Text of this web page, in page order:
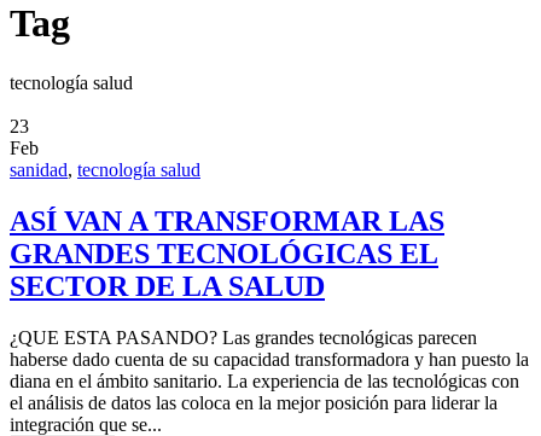
Tag
tecnología salud
23
Feb
sanidad, tecnología salud
ASÍ VAN A TRANSFORMAR LAS
GRANDES TECNOLÓGICAS EL
SECTOR DE LA SALUD
¿QUE ESTA PASANDO? Las grandes tecnológicas parecen
haberse dado cuenta de su capacidad transformadora y han puesto la
diana en el ámbito sanitario. La experiencia de las tecnológicas con
el análisis de datos las coloca en la mejor posición para liderar la
integración que se...